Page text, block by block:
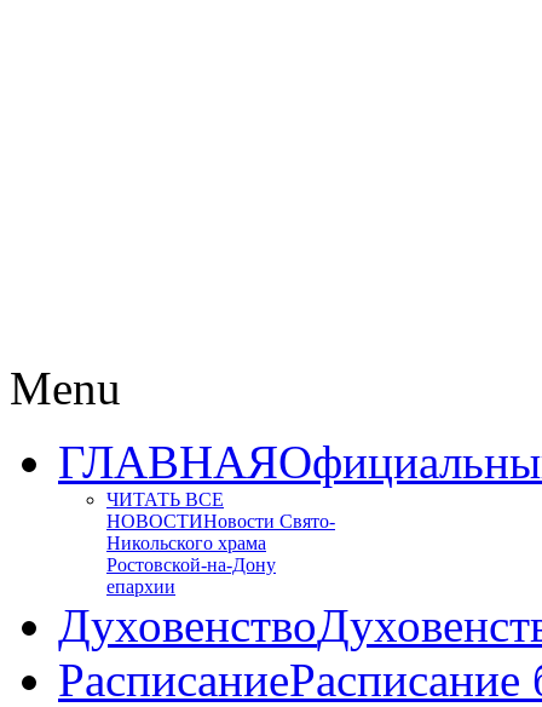
Menu
ГЛАВНАЯ
ЧИТАТЬ ВСЕ
НОВОСТИНовости Свято-
Никольского храма
Ростовской-на-Дону
епархии
Духовенство
РасписаниеРасписание